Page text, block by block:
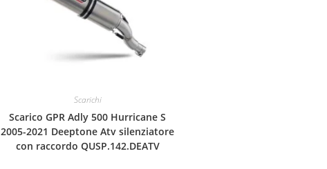
Scarichi
Scarico GPR Adly 500 Hurricane S
2005-2021 Deeptone Atv silenziatore
con raccordo QUSP.142.DEATV